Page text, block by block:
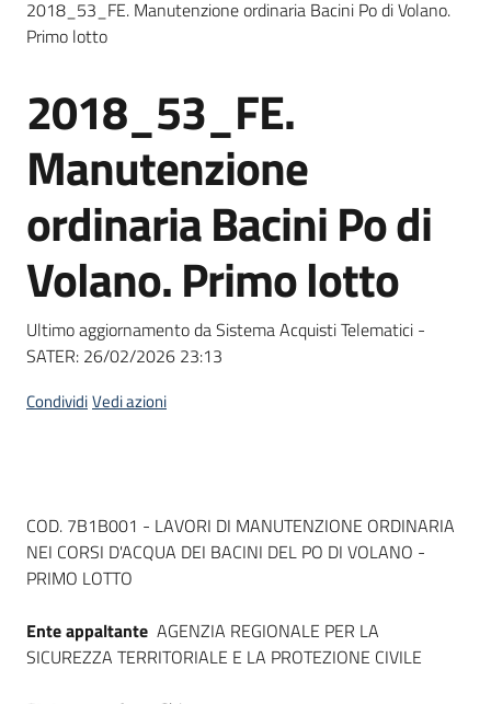
Bandi
e
di
Supporto
Piattaforme
telematiche
English
site
2018_53_FE. Manutenzione ordinaria Bacini Po di Volano.
Primo lotto
Salta al contenuto
2018_53_FE.
Manutenzione
ordinaria Bacini Po di
Volano. Primo lotto
Ultimo aggiornamento da Sistema Acquisti Telematici -
SATER: 26/02/2026 23:13
CondividiVedi azioni
Dati del bando
COD. 7B1B001 - LAVORI DI MANUTENZIONE ORDINARIA
NEI CORSI D'ACQUA DEI BACINI DEL PO DI VOLANO -
PRIMO LOTTO
Ente appaltante AGENZIA REGIONALE PER LA
SICUREZZA TERRITORIALE E LA PROTEZIONE CIVILE